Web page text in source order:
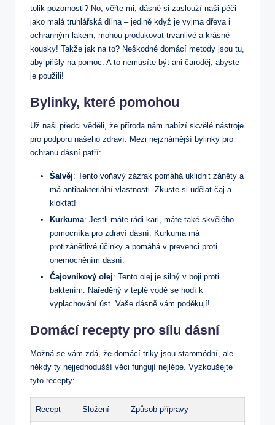
tolik pozornosti? No, věřte mi, dásně si zaslouží naši péči
jako malá truhlářská dílna – jedině když je vyjma dřeva i
ochranným lakem, mohou produkovat trvanlivé a krásné
kousky! Takže jak na to? Neškodné domácí metody jsou tu,
aby přišly na pomoc. A to nemusíte být ani čaroděj, abyste
je použili!
Bylinky, které pomohou
Už naši předci věděli, že příroda nám nabízí skvělé nástroje
pro podporu našeho zdraví. Mezi nejznámější bylinky pro
ochranu dásní patří:
Šalvěj: Tento voňavý zázrak pomáhá uklidnit záněty a
má antibakteriální vlastnosti. Zkuste si udělat čaj a
kloktat!
Kurkuma: Jestli máte rádi kari, máte také skvělého
pomocníka pro zdraví dásní. Kurkuma má
protizánětlivé účinky a pomáhá v prevenci proti
onemocněním dásní.
Čajovníkový olej: Tento olej je silný v boji proti
bakteriím. Naředěný v teplé vodě se hodí k
vyplachování úst. Vaše dásně vám poděkují!
Domácí recepty pro sílu dásní
Možná se vám zdá, že domácí triky jsou staromódní, ale
někdy ty nejjednodušší věci fungují nejlépe. Vyzkoušejte
tyto recepty:
Recept Složení Způsob přípravy